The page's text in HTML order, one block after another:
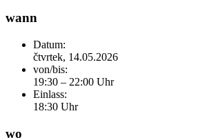
wann
Datum:
čtvrtek, 14.05.2026
von/bis:
19:30 – 22:00 Uhr
Einlass:
18:30 Uhr
wo